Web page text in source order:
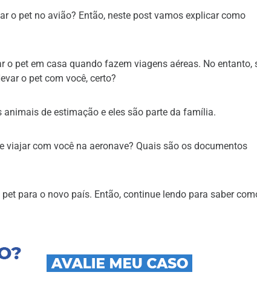
o pet no avião? Então, neste post vamos explicar como
pet em casa quando fazem viagens aéreas. No entanto,
o pet com você, certo?
de estimação e eles são parte da família.
viajar com você na aeronave? Quais são os documentos
para o novo país. Então, continue lendo para saber